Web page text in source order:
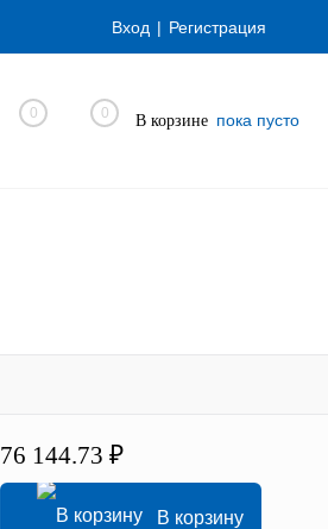
Вход Регистрация
0 0 В корзине пока пусто
76 144.73 ₽
В корзину